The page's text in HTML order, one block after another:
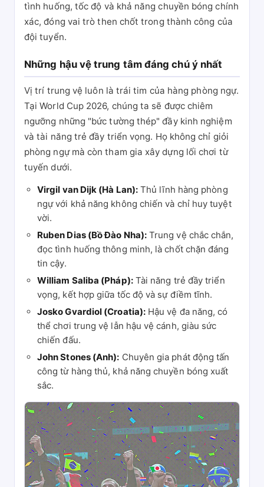
tình huống, tốc độ và khả năng chuyền bóng chính
xác, đóng vai trò then chốt trong thành công của
đội tuyển.
Những hậu vệ trung tâm đáng chú ý nhất
Vị trí trung vệ luôn là trái tim của hàng phòng ngự.
Tại World Cup 2026, chúng ta sẽ được chiêm
ngưỡng những "bức tường thép" đầy kinh nghiệm
và tài năng trẻ đầy triển vọng. Họ không chỉ giỏi
phòng ngự mà còn tham gia xây dựng lối chơi từ
tuyến dưới.
Virgil van Dijk (Hà Lan): Thủ lĩnh hàng phòng
ngự với khả năng không chiến và chỉ huy tuyệt
vời.
Ruben Dias (Bồ Đào Nha):Trung vệ chắc chắn,
đọc tình huống thông minh, là chốt chặn đáng
tin cậy.
William Saliba (Pháp):Tài năng trẻ đầy triển
vọng, kết hợp giữa tốc độ và sự điềm tĩnh.
Josko Gvardiol (Croatia): Hậu vệ đa năng, có
thể chơi trung vệ lẫn hậu vệ cánh, giàu sức
chiến đấu.
John Stones (Anh): Chuyên gia phát động tấn
công từ hàng thủ, khả năng chuyền bóng xuất
sắc.